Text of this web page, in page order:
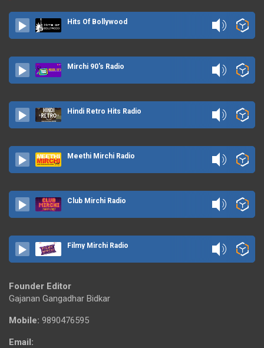
Hits Of Bollywood
Mirchi 90's Radio
Hindi Retro Hits Radio
Meethi Mirchi Radio
Club Mirchi Radio
Filmy Mirchi Radio
Founder Editor
Gajanan Gangadhar Bidkar
Mobile: 9890476595
Email: